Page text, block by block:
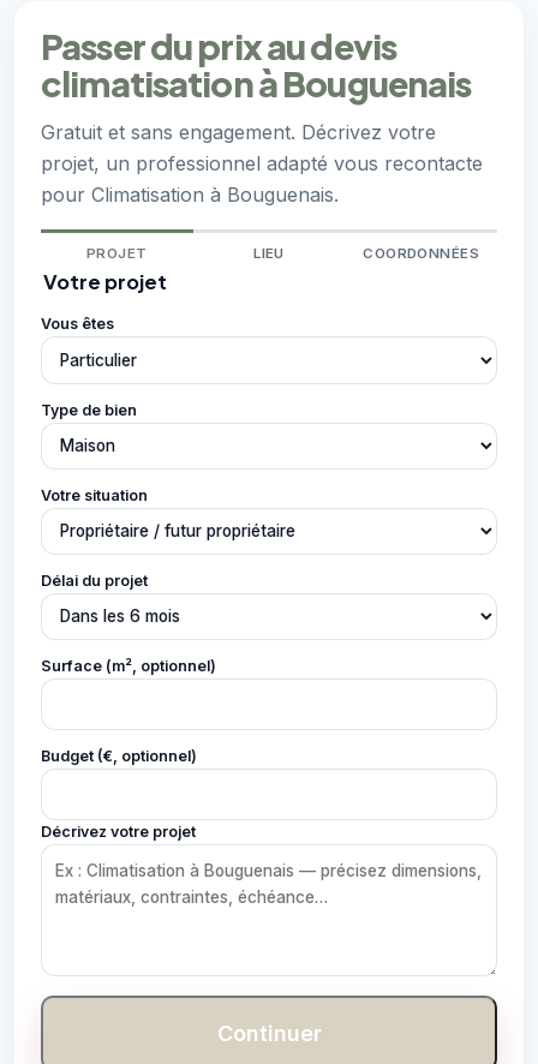
Passer du prix au devis
climatisation à Bouguenais
Gratuit et sans engagement. Décrivez votre
projet, un professionnel adapté vous recontacte
pour Climatisation à Bouguenais.
PROJET LIEU COORDONNÉES
Votre projet
Vous êtes
Type de bien
Votre situation
Délai du projet
Surface (m², optionnel)
Budget (€, optionnel)
Décrivez votre projet
Continuer